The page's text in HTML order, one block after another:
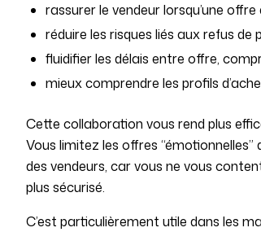
rassurer le vendeur lorsqu’une offre
réduire les risques liés aux refus de
fluidifier les délais entre offre,
mieux comprendre les profils
Cette collaboration vous rend plus
Vous limitez les offres
des vendeurs, car vous ne vous
plus sécurisé.
C’est particulièrement utile dans les